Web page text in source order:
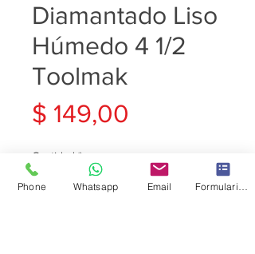
Diamantado Liso
Húmedo 4 1/2
Toolmak
$ 149,00
Cantidad *
Phone Whatsapp Email